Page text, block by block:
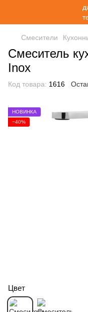
Смесители
Смеситель
Inox
Код товара: 1616
НОВИНКА
−40%
Цвет